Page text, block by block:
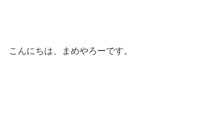
こんにちは、まめやろーです。